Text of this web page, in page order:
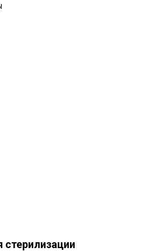
стерилизации